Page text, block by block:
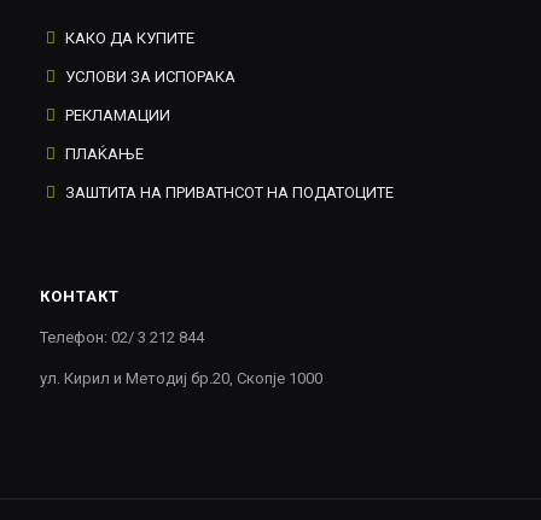
КАКО ДА КУПИТЕ
УСЛОВИ ЗА ИСПОРАКА
РЕКЛАМАЦИИ
ПЛАЌАЊЕ
ЗАШТИТА НА ПРИВАТНСОТ НА ПОДАТОЦИТЕ
КОНТАКТ
Телефон: 02/ 3 212 844
ул. Кирил и Методиј бр.20, Скопје 1000